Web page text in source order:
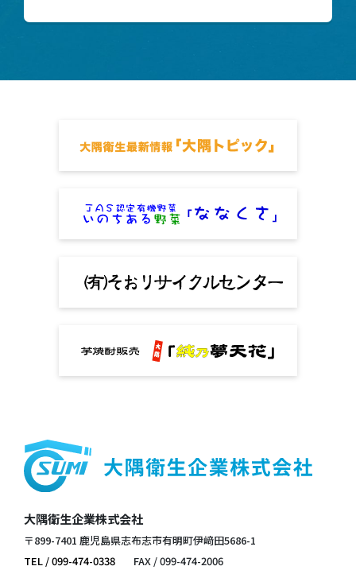
大隅衛生企業株式会社
〒899-7401 鹿児島県志布志市有明町伊﨑田5686-1
TEL / 099-474-0338
FAX / 099-474-2006